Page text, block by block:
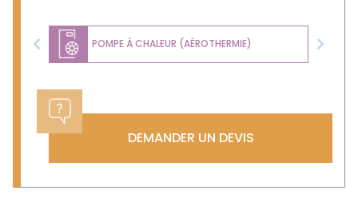
POMPE À CHALEUR (AÉROTHERMIE)
Previous Next
DEMANDER UN DEVIS